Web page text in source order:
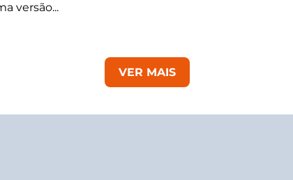
versão...
VER MAIS